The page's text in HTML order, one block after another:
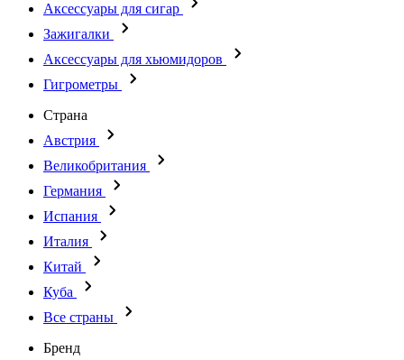
Аксессуары для сигар
Зажигалки
Аксессуары для хьюмидоров
Гигрометры
Страна
Австрия
Великобритания
Германия
Испания
Италия
Китай
Куба
Все страны
Бренд